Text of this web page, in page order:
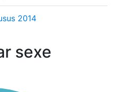
2014
sexe